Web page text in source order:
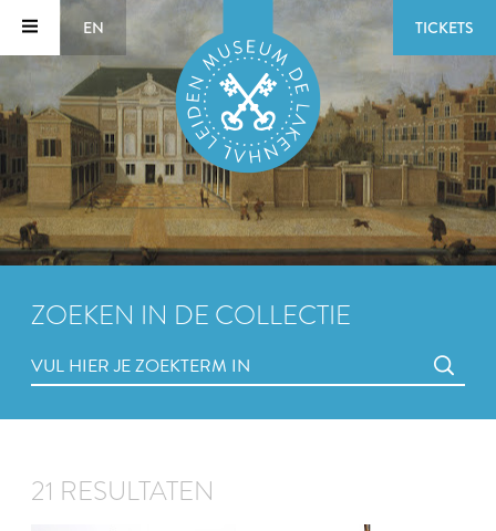
EN TICKETS
ZOEKEN IN DE COLLECTIE
21 RESULTATEN